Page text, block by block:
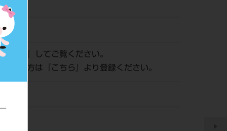
グイン
』してご覧ください。
だの方は『
こちら 』より登録ください。